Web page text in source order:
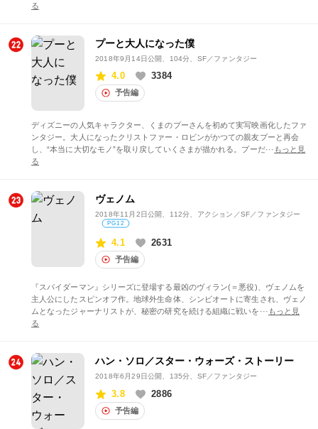
る
プーと大人になった僕
2018年9月14日公開 、104分、SF／ファンタジー
4.0 3384
予告編
ディズニーの人気キャラクター、くまのプーさんを初めて実写映画化したファ
ンタジー。大人になったクリストファー・ロビンがかつての親友プーと再会
し、“本当に大切なモノ”を取り戻していくさまが描かれる。プーだ··· もっと見
る
ヴェノム
2018年11月2日公開 、112分、アクション／SF／ファンタジー
PG12
4.1 2631
予告編
『スパイダーマン』シリーズに登場する最凶のヴィラン(＝悪役)、ヴェノムを
主人公にしたスピンオフ作。地球外生命体、シンビオートに寄生され、ヴェノ
ムとなったジャーナリストが、秘密の研究を続ける組織に戦いを··· もっと見
る
ハン・ソロ／スター・ウォーズ・ストーリー
2018年6月29日公開 、135分、SF／ファンタジー
3.8 2886
予告編